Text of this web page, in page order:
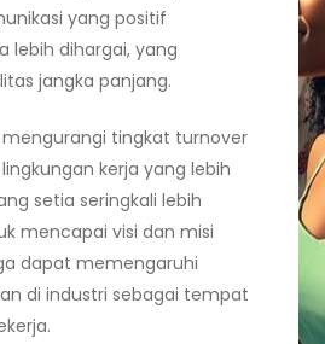
yang positif
lebih dihargai, yang
jangka panjang.
tingkat turnover
kerja yang lebih
setia seringkali lebih
mencapai visi dan misi
dapat memengaruhi
di industri sebagai tempat